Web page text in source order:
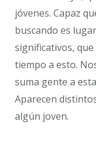
jóvenes. Capaz
buscando es
significativos,
tiempo a esto.
suma gente a
Aparecen
algún joven.